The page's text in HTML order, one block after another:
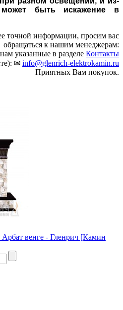
быть искажение в
точной информации, просим вас
обращаться к нашим менеджерам:
указанные в разделе Контакты
✉ info@glenrich-elektrokamin.ru
Приятных Вам покупок.
венге - Гленрич [Камин